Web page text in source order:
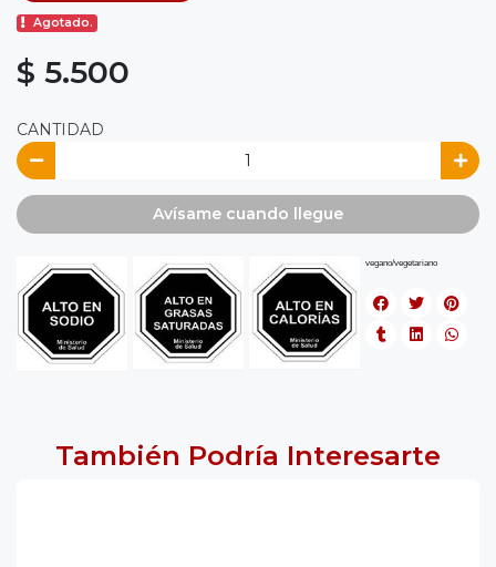
Agotado.
$ 5.500
CANTIDAD
Avísame cuando llegue
vegano/vegetariano
También Podría Interesarte